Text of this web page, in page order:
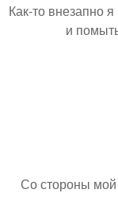
Как-то внезапно
и
Со стороны